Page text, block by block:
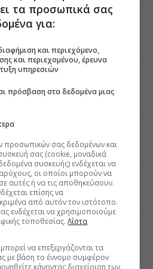
Μαξίμου η αξιολόγηση
με στόχο την
με τους «μνηστήρες»
Πειραιώς και Eurobank
πραγματικά «καίνε» τους
τα προσωπικά σας
για:
και περιεχόμενο,
και περιεχομένου, έρευνα
υπηρεσιών
πρόσβαση στα δεδομένα μιας
προσωπικών σας δεδομένων και
σας (cookie, μοναδικά
συσκευής) ενδέχεται να
οι οποίοι μπορούν να
αυτές ή να τις αποθηκεύσουν.
επίσης να
από αυτόν τον ιστότοπο.
ενδέχεται να χρησιμοποιούμε
τοποθεσίας.Λίστα
να επεξεργάζονται τα
με βάση το έννομο συμφέρον
κάνοντας διαχείριση των